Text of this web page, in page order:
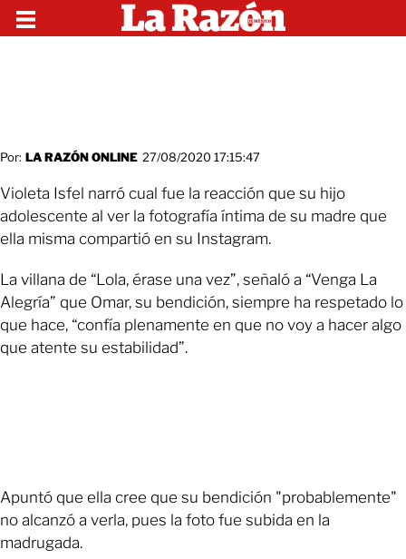
Por: LA RAZÓN ONLINE 27/08/2020 17:15:47
Violeta Isfel narró cual fue la reacción que su hijo
adolescente al ver la fotografía íntima de su madre que
ella misma compartió en su Instagram.
La villana de “Lola, érase una vez”, señaló a “Venga La
Alegría” que Omar, su bendición, siempre ha respetado lo
que hace, “confía plenamente en que no voy a hacer algo
que atente su estabilidad”.
Apuntó que ella cree que su bendición "probablemente"
no alcanzó a verla, pues la foto fue subida en la
madrugada.